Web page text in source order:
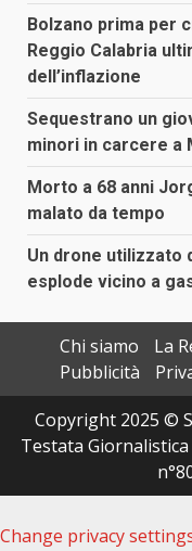
Bolzano prima per
Reggio Calabria
dell’inflazione
Sequestrano un
minori in carcere a
Morto a 68 anni
malato da tempo
Un drone utilizzato
esplode vicino a
Chi siamo
La
Pubblicità
Copyright 2025 ©
Testata
Change privacy